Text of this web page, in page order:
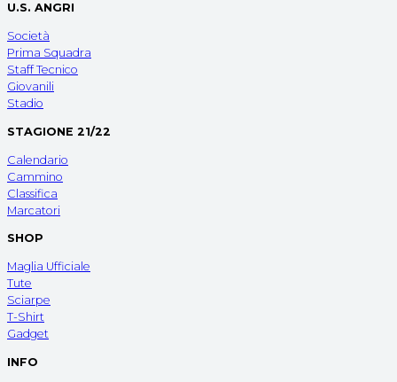
U.S. ANGRI
Società
Prima Squadra
Staff Tecnico
Giovanili
Stadio
STAGIONE 21/22
Calendario
Cammino
Classifica
Marcatori
SHOP
Maglia Ufficiale
Tute
Sciarpe
T-Shirt
Gadget
INFO